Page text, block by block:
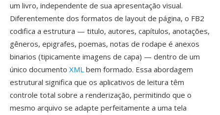
um livro, independente de sua apresentação visual.
Diferentemente dos formatos de layout de página, o FB2
codifica a estrutura — titulo, autores, capítulos, anotações,
gêneros, epigrafes, poemas, notas de rodape é anexos
binarios (tipicamente imagens de capa) — dentro de um
único documento XML bem formado. Essa abordagem
estrutural significa que os aplicativos de leitura têm
controle total sobre a renderização, permitindo que o
mesmo arquivo se adapte perfeitamente a uma tela